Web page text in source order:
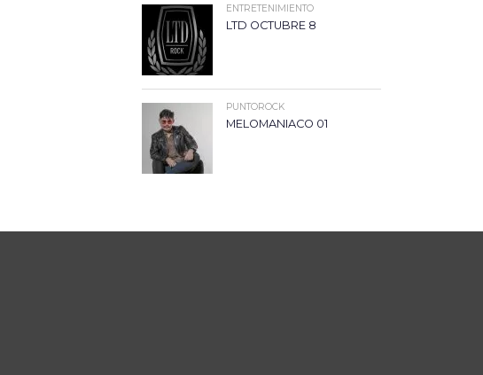
ENTRETENIMIENTO
LTD OCTUBRE 8
PUNTOROCK
MELOMANIACO 01